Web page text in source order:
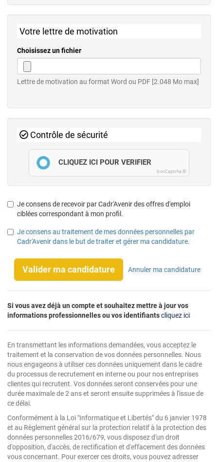
Votre lettre de motivation
Choisissez un fichier
Lettre de motivation au format Word ou PDF [2.048 Mo max]
Contrôle de sécurité
IconCaptcha ©
CLIQUEZ ICI POUR VÉRIFIER
Je consens de recevoir par Cadr'Avenir des offres d'emploi
ciblées correspondant à mon profil.
Je consens au traitement de mes données personnelles par
Cadr'Avenir dans le but de traiter et gérer ma candidature.
Valider ma candidature Annuler ma candidature
Si vous avez déjà un compte et souhaitez mettre à jour vos
informations professionnelles ou vos identifiantscliquez ici
En transmettant les informations demandées, vous acceptez le
traitement et la conservation de vos données personnelles. Nous
nous engageons à utiliser ces données uniquement dans le cadre
du processus de recrutement en interne ou pour nos entreprises
clientes qui recrutent. Vos données seront conservées pour une
durée maximale de 2 ans et seront ensuite supprimées à l'issue de
ce délai.
Conformément à la Loi "Informatique et Libertés" du 6 janvier 1978
et au Règlement général sur la protection relatif à la protection des
données personnelles 2016/679, vous disposez d'un droit
d'opposition, d'accès, de rectification et d'effacement des données
vous concernant. Pour exercer ces droits, vous pouvez adresser